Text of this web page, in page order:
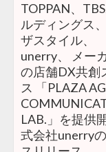
TOPPAN、
ルディングス
ザスタイル、
unerry、 メー
の店舗DX共創
ス 「PLAZA
LAB.」を提供
式会社unerry